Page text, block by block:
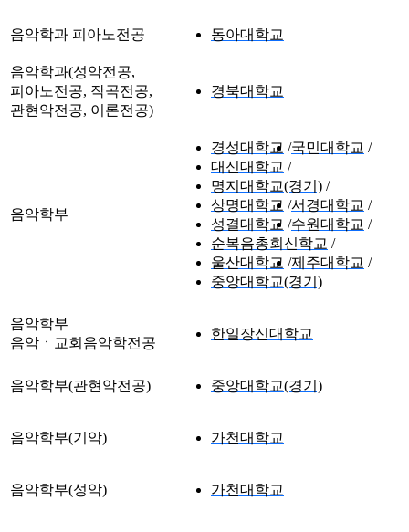
음악학과 피아노전공 동아대학교
음악학과(성악전공,
피아노전공, 작곡전공,
관현악전공, 이론전공)
경북대학교
음악학부
경성대학교 국민대학교
대신대학교
명지대학교(경기)
상명대학교 서경대학교
성결대학교 수원대학교
순복음총회신학교
울산대학교 제주대학교
중앙대학교(경기)
음악학부
음악ㆍ교회음악학전공
한일장신대학교
음악학부(관현악전공) 중앙대학교(경기)
음악학부(기악) 가천대학교
음악학부(성악) 가천대학교